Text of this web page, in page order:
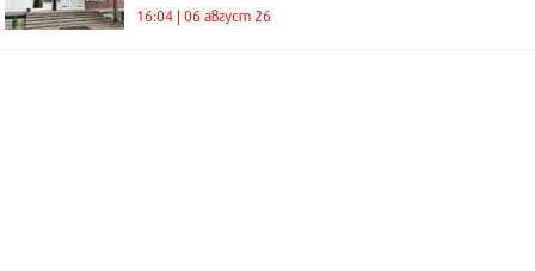
16:04 | 06 август 26